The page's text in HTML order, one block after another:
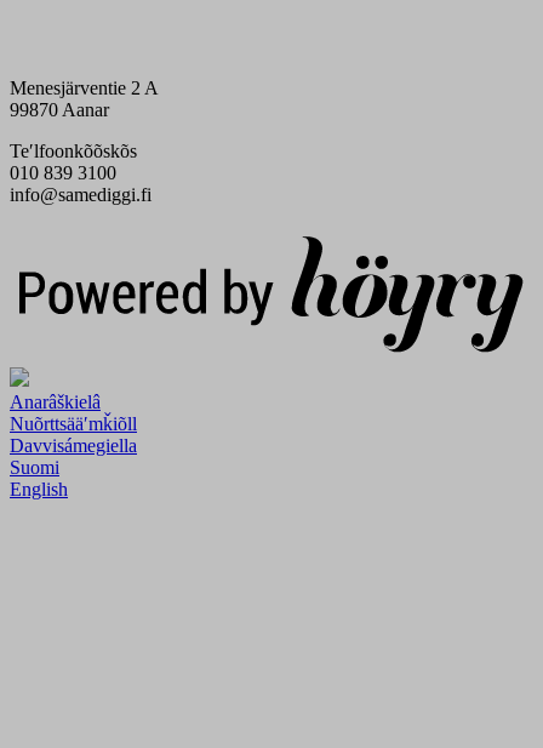
Menesjärventie 2 A
99870 Aanar
Teʹlfoonkõõskõs
010 839 3100
info@samediggi.fi
Anarâškielâ
Nuõrttsääʹmǩiõll
Davvisámegiella
Suomi
English